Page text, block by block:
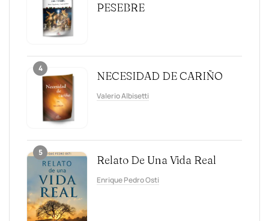
PESEBRE
4
NECESIDAD DE CARIÑO
Valerio Albisetti
5
Relato De Una Vida Real
Enrique Pedro Osti